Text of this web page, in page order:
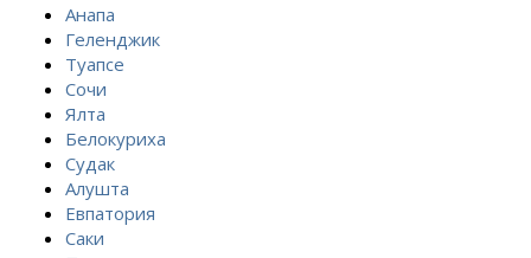
Анапа
Геленджик
Туапсе
Сочи
Ялта
Белокуриха
Судак
Алушта
Евпатория
Саки